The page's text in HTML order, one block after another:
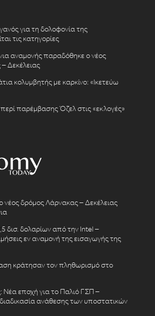
για τη δολοφονία της
τις κατηγορίες
αναμονής παραδόθηκε ο νέος
Δεκέλειας
κολυμβητής με καρκίνο: «Ικετεύω
παρέμβασης Όζελ στις «εκλογές»
νέος δρόμος Λάρνακας – Δεκέλειας
δισ. δολαρίων από την Intel –
εν αναμονή της εισαγωγής της
κράτησαν τον πληθωρισμό στο
Νέα εποχή για το Παλιό ΓΣΠ –
ανάθεσης των υποστατικών